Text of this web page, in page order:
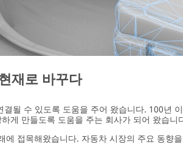
재로 바꾸다
될 수 있도록 도움을 주어 왔습니다. 100년
게 만들도록 도움을 주는 회사가 되어 왔습니
접목해왔습니다. 자동차 시장의 주요 동